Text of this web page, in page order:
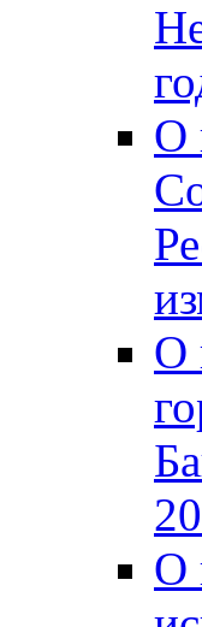
О
О
О